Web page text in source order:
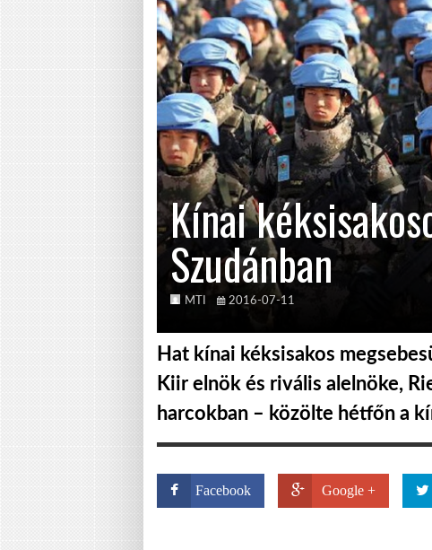
Kínai
Szudánban
MTI 2016-07-11
Hat kínai kéksisakos
Kiir elnök és rivális alelnöke,
harcokban – közölte hétfőn a
Facebook Google +